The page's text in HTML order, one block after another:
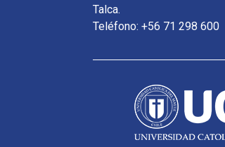
Talca.
Teléfono: +56 71 298 600